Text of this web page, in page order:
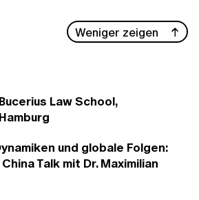
Weniger zeigen
Law School,
und globale Folgen:
Talk mit Dr. Maximilian